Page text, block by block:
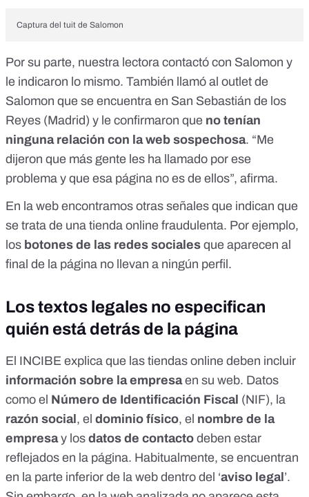
Captura del tuit de Salomon
Por su parte, nuestra lectora contactó con Salomon y
le indicaron lo mismo. También llamó al outlet de
Salomon que se encuentra en San Sebastián de los
Reyes (Madrid) y le confirmaron que no tenían
ninguna relación con la web sospechosa. “Me
dijeron que más gente les ha llamado por ese
problema y que esa página no es de ellos”, afirma.
En la web encontramos otras señales que indican que
se trata de una tienda online fraudulenta. Por ejemplo,
los botones de las redes sociales que aparecen al
final de la página no llevan a ningún perfil.
Los textos legales no especifican
quién está detrás de la página
El INCIBE explica que las tiendas online deben incluir
información sobre la empresaen su web. Datos
como el Número de Identificación Fiscal (NIF), la
razón social , el dominio físico, el nombre de la
empresay los datos de contacto deben estar
reflejados en la página. Habitualmente, se encuentran
en la parte inferior de la web dentro del ‘aviso legal ’.